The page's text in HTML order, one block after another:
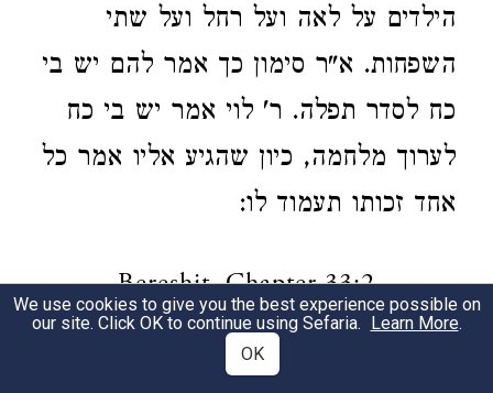
הילדים על לאה ועל רחל ועל שתי
השפחות. א"ר סימון כך אמר להם יש בי
כח לסדר תפלה. ר' לוי אמר יש בי כח
לערוך מלחמה, כיון שהגיע אליו אמר כל
אחד זכותו תעמוד לו:
Bereshit, Chapter 33:2
וישם את השפחות ואת ילדיהן ראשונה.
We use cookies to give you the best experience possible on
our site. Click OK to continue using Sefaria. Learn More.
OK